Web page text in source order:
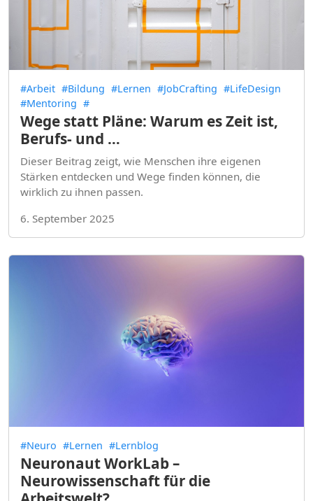
#Arbeit #Bildung #Lernen #JobCrafting #LifeDesign
#Mentoring #
Wege statt Pläne: Warum es Zeit ist,
Berufs- und …
Dieser Beitrag zeigt, wie Menschen ihre eigenen
Stärken entdecken und Wege finden können, die
wirklich zu ihnen passen.
6. September 2025
#Neuro #Lernen #Lernblog
Neuronaut WorkLab –
Neurowissenschaft für die